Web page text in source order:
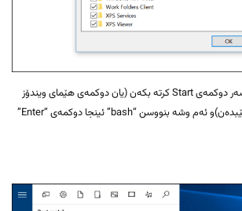
پاش restarts دەبێت لەسەر دوکمەی Start کرتە بکەن (یان دوکمەی هێمای ویندۆز
ەسەر تەختەکلیلەکەتان لێبدەن)و ئەم وشە بنووسن “bash” ئینجا دوکمەی “Enter”